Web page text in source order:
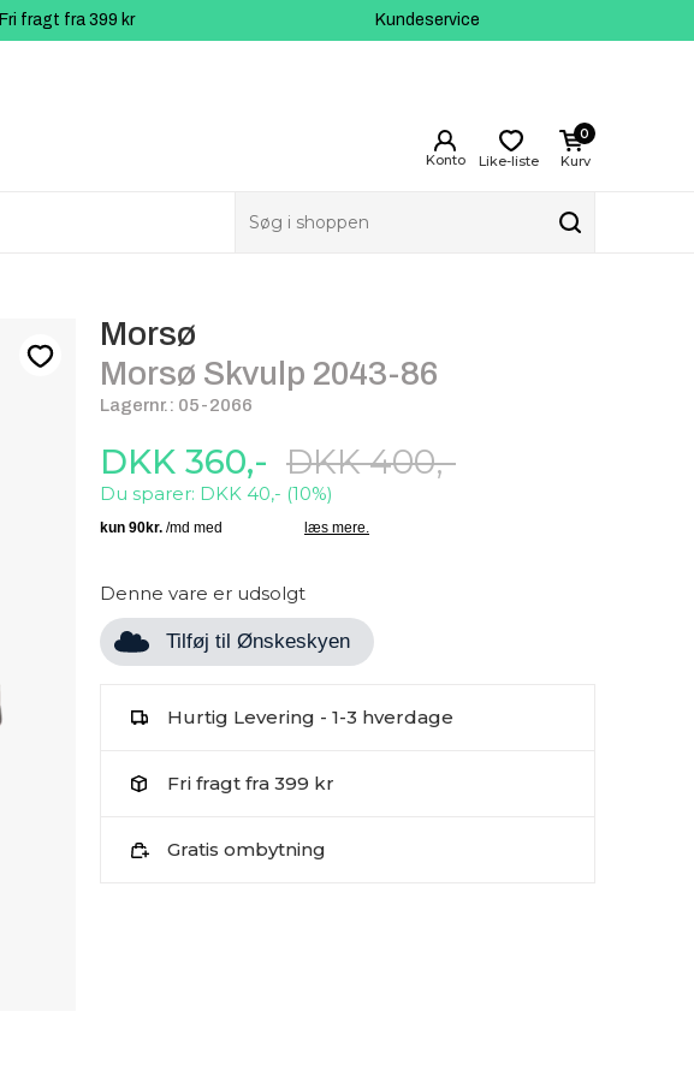
Fri fragt fra 399 kr Kundeservice
Kurv
0
Like-liste
Morsø
Morsø Skvulp 2043-86
Lagernr.: 05-2066
DKK 400,-
Du sparer: DKK 40,- (10%)
DKK 360,-
Denne vare er udsolgt
Tilføj til Ønskeskyen
Hurtig Levering - 1-3 hverdage
Fri fragt fra 399 kr
Gratis ombytning